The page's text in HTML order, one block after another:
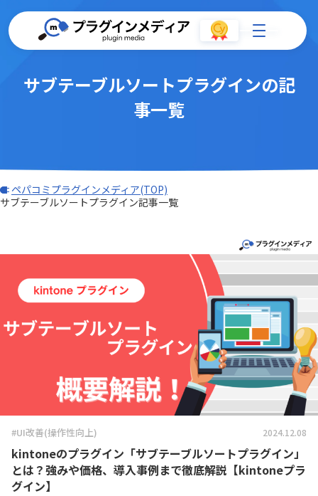
サブテーブルソートプラグインの記
事一覧
ペパコミプラグインメディア(TOP)
サブテーブルソートプラグイン記事一覧
#UI改善(操作性向上) 2024.12.08
kintoneのプラグイン「サブテーブルソートプラグイン」
とは？強みや価格、導入事例まで徹底解説【kintoneプラ
グイン】